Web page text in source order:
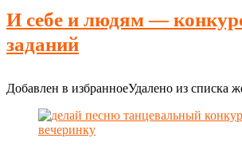
И себе и людям —
заданий
Добавлен в избранноеУдалено из списка